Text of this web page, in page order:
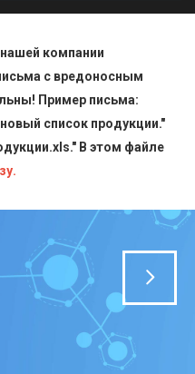
компании
с вредоносным
Пример письма:
список продукции."
В этом файле